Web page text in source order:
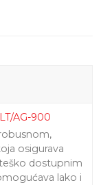
AG-900
osigurava
dostupnim
lako i